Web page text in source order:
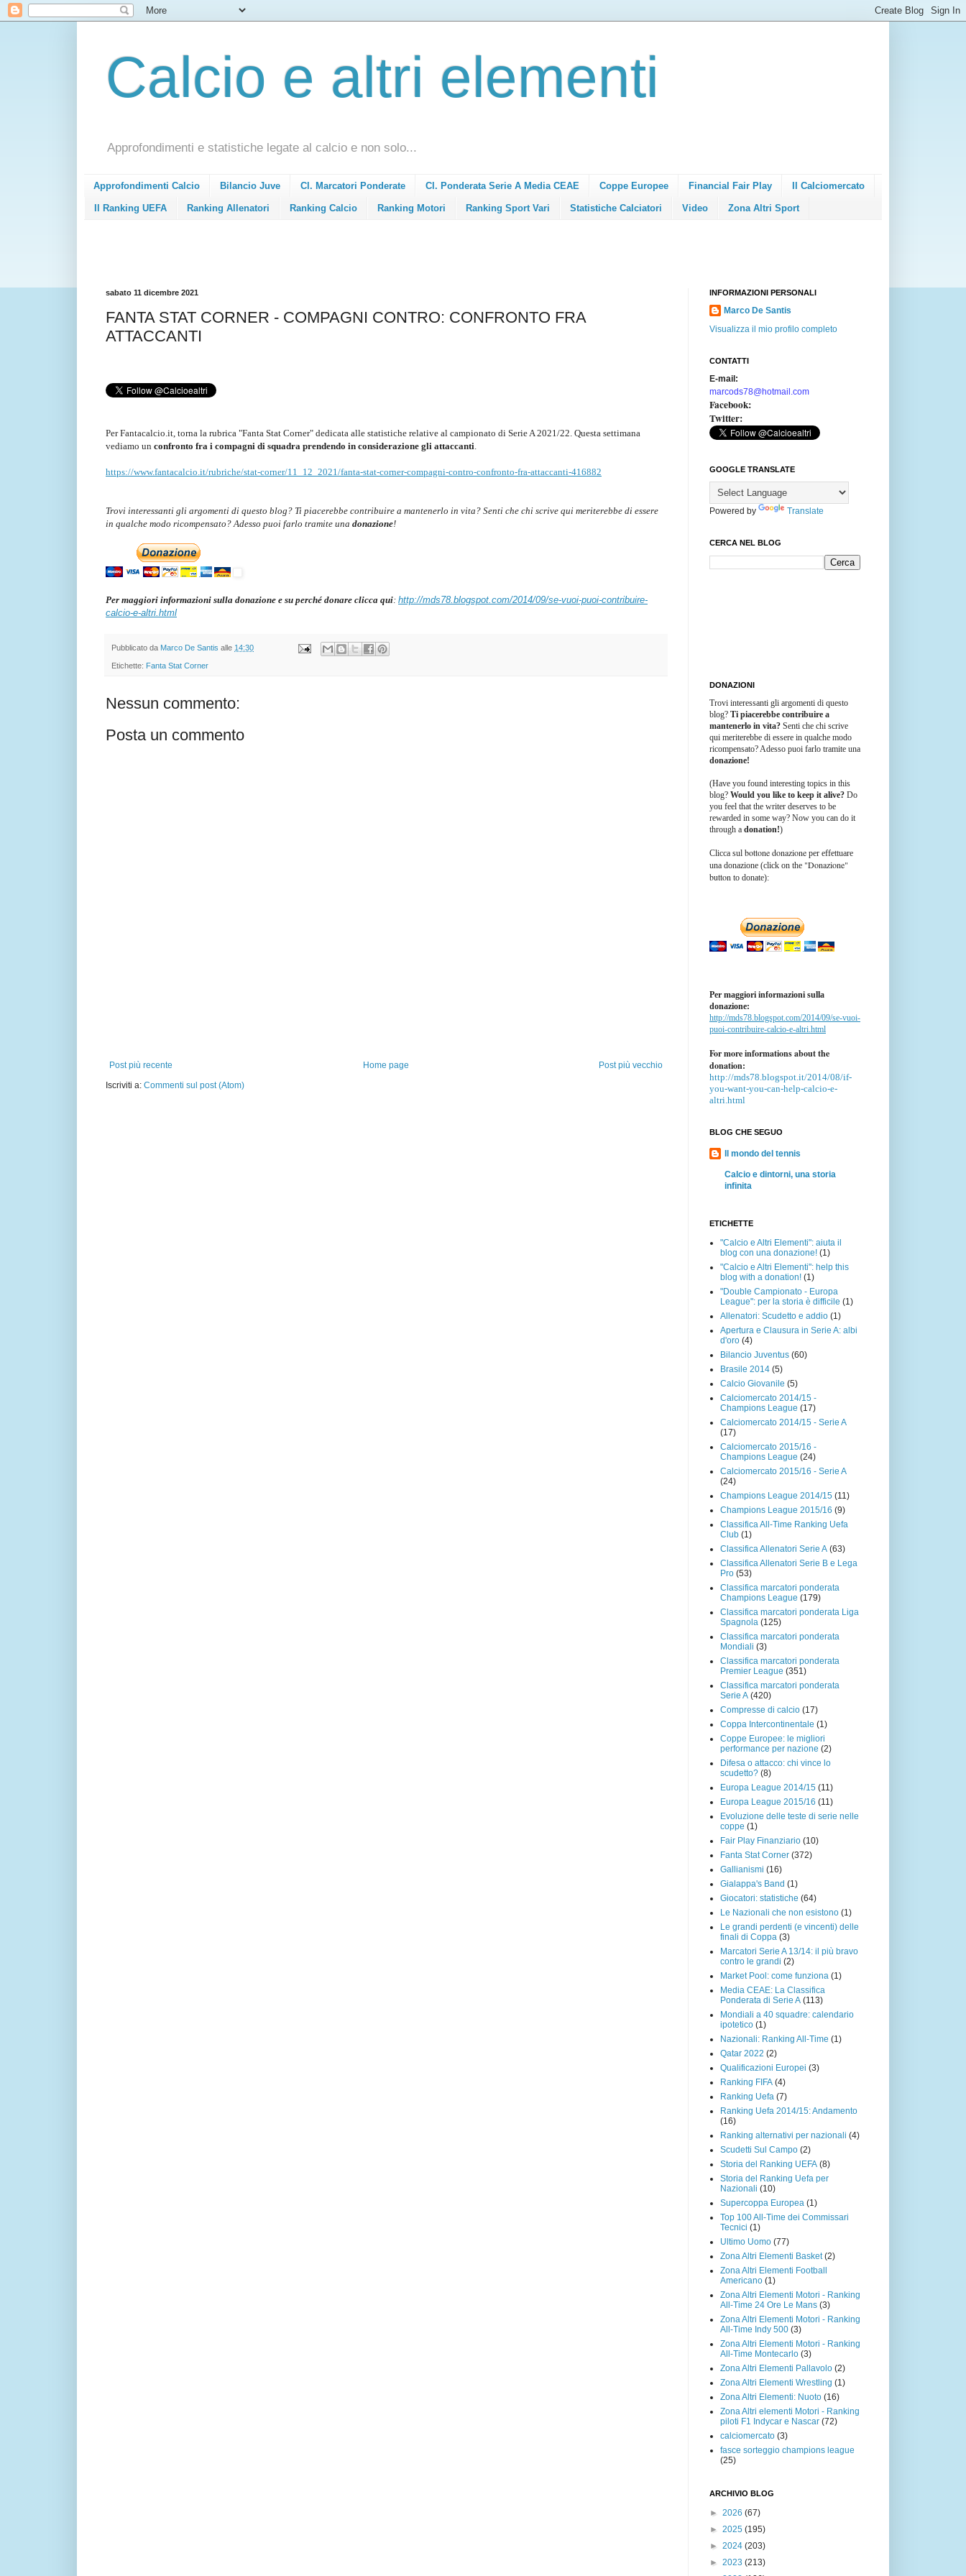
Calcio e altri elementi
Approfondimenti e statistiche legate al calcio e non solo...
Approfondimenti Calcio Bilancio Juve Cl. Marcatori Ponderate Cl. Ponderata Serie A Media CEAE Coppe Europee Financial Fair Play Il Calciomercato
Il Ranking UEFA Ranking Allenatori Ranking Calcio Ranking Motori Ranking Sport Vari Statistiche Calciatori Video Zona Altri Sport
sabato 11 dicembre 2021
FANTA STAT CORNER - COMPAGNI CONTRO: CONFRONTO FRA
ATTACCANTI
Per Fantacalcio.it, torna la rubrica "Fanta Stat Corner" dedicata alle statistiche relative al campionato di Serie A 2021/22. Questa settimana
vediamo un confronto fra i compagni di squadra prendendo in considerazione gli attaccanti.
https://www.fantacalcio.it/rubriche/stat-corner/11_12_2021/fanta-stat-corner-compagni-contro-confronto-fra-attaccanti-416882
Trovi interessanti gli argomenti di questo blog? Ti piacerebbe contribuire a mantenerlo in vita? Senti che chi scrive qui meriterebbe di essere
in qualche modo ricompensato? Adesso puoi farlo tramite una donazione!
Per maggiori informazioni sulla donazione e su perché donare clicca qui: http://mds78.blogspot.com/2014/09/se-vuoi-puoi-contribuire-
calcio-e-altri.html
Pubblicato da Marco De Santis alle 14:30
Etichette: Fanta Stat Corner
Nessun commento:
Posta un commento
Post più recente Post più vecchio
Home page
Iscriviti a: Commenti sul post (Atom)
INFORMAZIONI PERSONALI
Marco De Santis
Visualizza il mio profilo completo
CONTATTI
E-mail:
marcods78@hotmail.com
Facebook:
Twitter:
GOOGLE TRANSLATE
Powered by Translate
CERCA NEL BLOG
DONAZIONI
Trovi interessanti gli argomenti di questo
blog? Ti piacerebbe contribuire a
mantenerlo in vita? Senti che chi scrive
qui meriterebbe di essere in qualche modo
ricompensato? Adesso puoi farlo tramite una
donazione!
(Have you found interesting topics in this
blog? Would you like to keep it alive? Do
you feel that the writer deserves to be
rewarded in some way? Now you can do it
through a donation!)
Clicca sul bottone donazione per effettuare
una donazione (click on the "Donazione"
button to donate):
Per maggiori informazioni sulla
donazione:
http://mds78.blogspot.com/2014/09/se-vuoi-
puoi-contribuire-calcio-e-altri.html
For more informations about the
donation:
http://mds78.blogspot.it/2014/08/if-
you-want-you-can-help-calcio-e-
altri.html
BLOG CHE SEGUO
Il mondo del tennis
Calcio e dintorni, una storia
infinita
ETICHETTE
"Calcio e Altri Elementi": aiuta il
blog con una donazione! (1)
"Calcio e Altri Elementi": help this
blog with a donation! (1)
"Double Campionato - Europa
League": per la storia è difficile (1)
Allenatori: Scudetto e addio (1)
Apertura e Clausura in Serie A: albi
d'oro (4)
Bilancio Juventus (60)
Brasile 2014 (5)
Calcio Giovanile (5)
Calciomercato 2014/15 -
Champions League (17)
Calciomercato 2014/15 - Serie A
(17)
Calciomercato 2015/16 -
Champions League (24)
Calciomercato 2015/16 - Serie A
(24)
Champions League 2014/15 (11)
Champions League 2015/16 (9)
Classifica All-Time Ranking Uefa
Club (1)
Classifica Allenatori Serie A (63)
Classifica Allenatori Serie B e Lega
Pro (53)
Classifica marcatori ponderata
Champions League (179)
Classifica marcatori ponderata Liga
Spagnola (125)
Classifica marcatori ponderata
Mondiali (3)
Classifica marcatori ponderata
Premier League (351)
Classifica marcatori ponderata
Serie A (420)
Compresse di calcio (17)
Coppa Intercontinentale (1)
Coppe Europee: le migliori
performance per nazione (2)
Difesa o attacco: chi vince lo
scudetto? (8)
Europa League 2014/15 (11)
Europa League 2015/16 (11)
Evoluzione delle teste di serie nelle
coppe (1)
Fair Play Finanziario (10)
Fanta Stat Corner (372)
Gallianismi (16)
Gialappa's Band (1)
Giocatori: statistiche (64)
Le Nazionali che non esistono (1)
Le grandi perdenti (e vincenti) delle
finali di Coppa (3)
Marcatori Serie A 13/14: il più bravo
contro le grandi (2)
Market Pool: come funziona (1)
Media CEAE: La Classifica
Ponderata di Serie A (113)
Mondiali a 40 squadre: calendario
ipotetico (1)
Nazionali: Ranking All-Time (1)
Qatar 2022 (2)
Qualificazioni Europei (3)
Ranking FIFA (4)
Ranking Uefa (7)
Ranking Uefa 2014/15: Andamento
(16)
Ranking alternativi per nazionali (4)
Scudetti Sul Campo (2)
Storia del Ranking UEFA (8)
Storia del Ranking Uefa per
Nazionali (10)
Supercoppa Europea (1)
Top 100 All-Time dei Commissari
Tecnici (1)
Ultimo Uomo (77)
Zona Altri Elementi Basket (2)
Zona Altri Elementi Football
Americano (1)
Zona Altri Elementi Motori - Ranking
All-Time 24 Ore Le Mans (3)
Zona Altri Elementi Motori - Ranking
All-Time Indy 500 (3)
Zona Altri Elementi Motori - Ranking
All-Time Montecarlo (3)
Zona Altri Elementi Pallavolo (2)
Zona Altri Elementi Wrestling (1)
Zona Altri Elementi: Nuoto (16)
Zona Altri elementi Motori - Ranking
piloti F1 Indycar e Nascar (72)
calciomercato (3)
fasce sorteggio champions league
(25)
ARCHIVIO BLOG
► 2026 (67)
► 2025 (195)
► 2024 (203)
► 2023 (213)